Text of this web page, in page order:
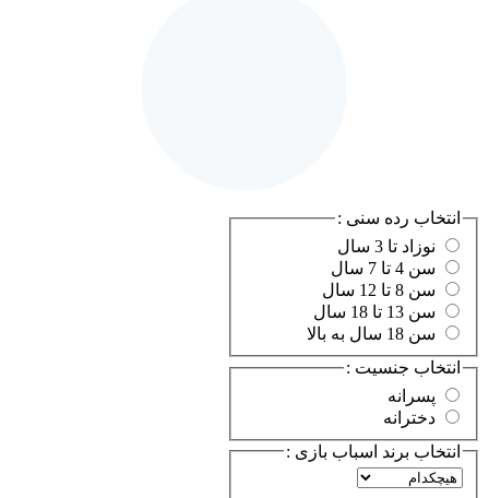
انتخاب رده سنی :
انتخاب جنسیت :
انتخاب برند اسباب بازی :